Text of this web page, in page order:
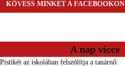
KÖVESS MINKET A FACEBOOKON
A nap vicce